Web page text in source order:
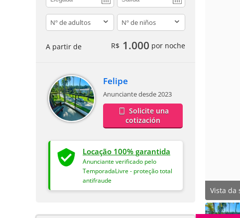
adults children
A partir de R$ 1.000 por noche
Felipe
Anunciante desde 2023
Solicite una
cotización
Locação 100% garantida
Anunciante verificado pelo
TemporadaLivre - proteção total
antifraude
Vista da